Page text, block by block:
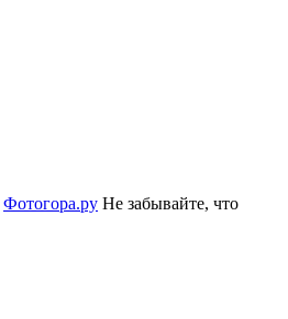
Фотогора.ру Не забывайте, что